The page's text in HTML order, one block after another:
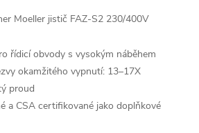
Moeller jistič FAZ-S2 230/400V
řídicí obvody s vysokým náběhem
okamžitého vypnutí: 13–17X
proud
a CSA certifikované jako doplňkové